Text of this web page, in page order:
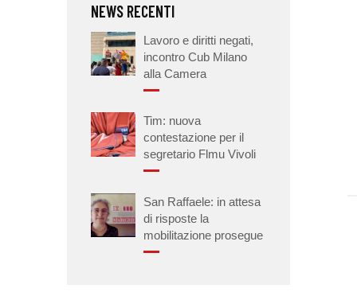
NEWS RECENTI
Lavoro e diritti negati,
incontro Cub Milano
alla Camera
Tim: nuova
contestazione per il
segretario Flmu Vivoli
San Raffaele: in attesa
di risposte la
mobilitazione prosegue